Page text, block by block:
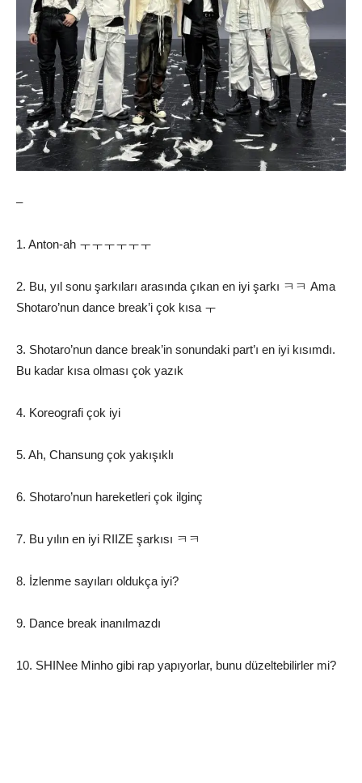
–
1. Anton-ah ㅜㅜㅜㅜㅜㅜ
2. Bu, yıl sonu şarkıları arasında çıkan en iyi şarkı ㅋㅋ Ama
Shotaro’nun dance break’i çok kısa ㅜ
3. Shotaro’nun dance break’in sonundaki part’ı en iyi kısımdı.
Bu kadar kısa olması çok yazık
4. Koreografi çok iyi
5. Ah, Chansung çok yakışıklı
6. Shotaro’nun hareketleri çok ilginç
7. Bu yılın en iyi RIIZE şarkısı ㅋㅋ
8. İzlenme sayıları oldukça iyi?
9. Dance break inanılmazdı
10. SHINee Minho gibi rap yapıyorlar, bunu düzeltebilirler mi?